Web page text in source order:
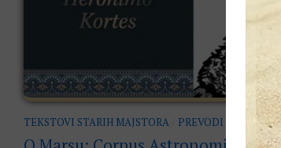
TEKSTOVI STARIH MAJSTORA PREVODI 07. 09. 2017.